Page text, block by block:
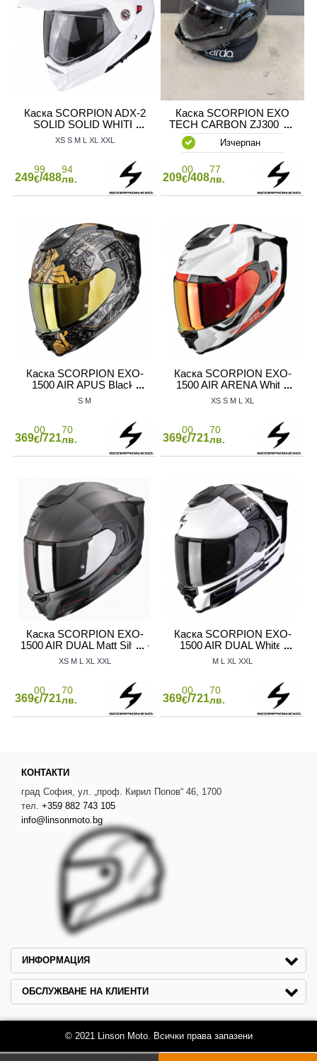
Каска SCORPION ADX-2
SOLID SOLID WHITE
XS S M XL XXL
249
99
€/488
94
лв.
Каска SCORPION EXO
TECH CARBON ZJ300726
Изчерпан
209
00
€/408
77
лв.
Каска SCORPION EXO-
1500 AIR APUS Black-
Grey-Gold
S M
369
00
€/721
70
лв.
Каска SCORPION EXO-
1500 AIR ARENA White-
Red
XS S M XL
369
00
€/721
70
лв.
Каска SCORPION EXO-
1500 AIR DUAL Matt Silver-
Black
XS M XL XXL
369
00
€/721
70
лв.
Каска SCORPION EXO-
1500 AIR DUAL White-
Black
M XL XXL
369
00
€/721
70
лв.
КОНТАКТИ
град София, ул. „проф. Кирил Попов“ 46, 1700
тел. +359 882 743 105
info@linsonmoto.bg
ИНФОРМАЦИЯ
ОБСЛУЖВАНЕ НА КЛИЕНТИ
© 2021 Linson Moto. Всички права запазени